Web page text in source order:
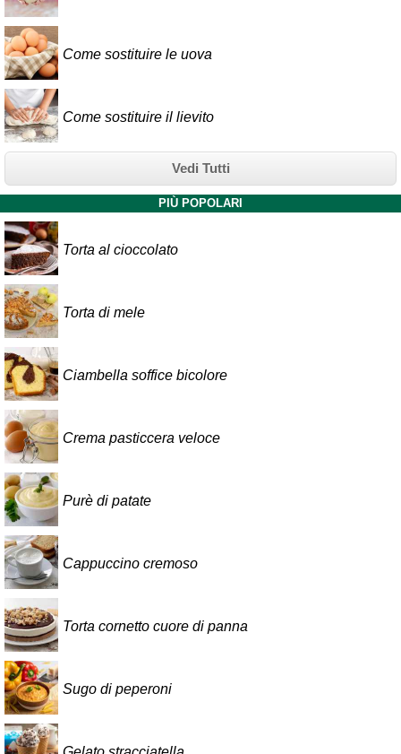
Come sostituire le uova
Come sostituire il lievito
Vedi Tutti
PIÙ POPOLARI
Torta al cioccolato
Torta di mele
Ciambella soffice bicolore
Crema pasticcera veloce
Purè di patate
Cappuccino cremoso
Torta cornetto cuore di panna
Sugo di peperoni